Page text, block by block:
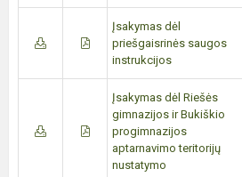
Įsakymas dėl
priešgaisrinės saugos
instrukcijos
Įsakymas dėl Riešės
gimnazijos ir Bukiškio
progimnazijos
aptarnavimo teritorijų
nustatymo